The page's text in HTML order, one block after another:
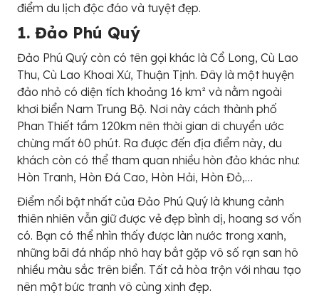
điểm du lịch độc đáo và tuyệt đẹp.
1. Đảo Phú Quý
Đảo Phú Quý còn có tên gọi khác là Cổ Long, Cù Lao
Thu, Cù Lao Khoai Xứ, Thuận Tịnh. Đây là một huyện
đảo nhỏ có diện tích khoảng 16 km² và nằm ngoài
khơi biển Nam Trung Bộ. Nơi này cách thành phố
Phan Thiết tầm 120km nên thời gian di chuyển ước
chừng mất 60 phút. Ra được đến địa điểm này, du
khách còn có thể tham quan nhiều hòn đảo khác như:
Hòn Tranh, Hòn Đá Cao, Hòn Hải, Hòn Đỏ,…
Điểm nổi bật nhất của Đảo Phú Quý là khung cảnh
thiên nhiên vẫn giữ được vẻ đẹp bình dị, hoang sơ vốn
có. Bạn có thể nhìn thấy được làn nước trong xanh,
những bãi đá nhấp nhô hay bắt gặp vô số rạn san hô
nhiều màu sắc trên biển. Tất cả hòa trộn với nhau tạo
nên một bức tranh vô cùng xinh đẹp.